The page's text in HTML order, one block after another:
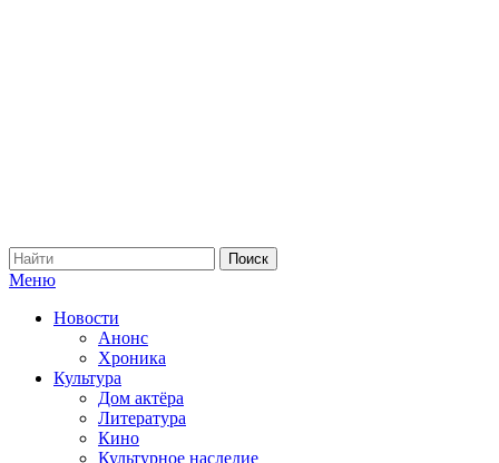
Меню
Новости
Анонс
Хроника
Культура
Дом актёра
Литература
Кино
Культурное наследие